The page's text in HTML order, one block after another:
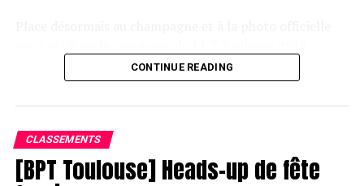
CONTINUE READING
CLASSEMENTS
[BPT Toulouse] Heads-up de fête